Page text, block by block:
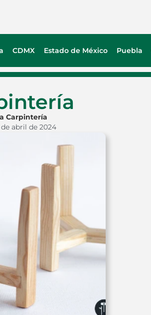
CDMX Estado de México Puebla
Carpintería
abril de 2024